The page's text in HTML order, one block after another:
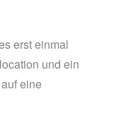
erst einmal
und ein
eine